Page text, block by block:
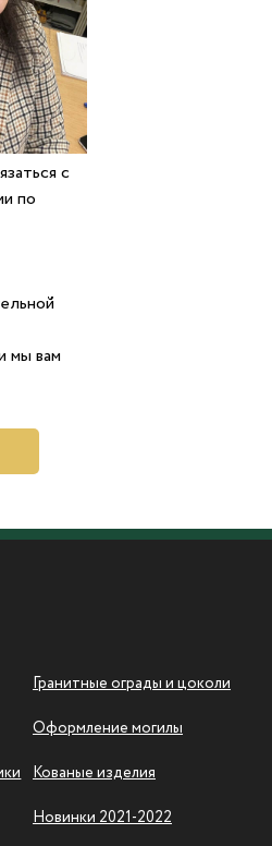
с
по
мы вам
Гранитные ограды и цоколи
Оформление могилы
Кованые изделия
Новинки 2021-2022